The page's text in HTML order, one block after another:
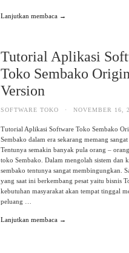
Lanjutkan membaca →
Tutorial Aplikasi
Toko Sembako
Version
SOFTWARE TOKO · NOVEMBER 16,
Tutorial Aplikasi Software Toko Sembako
Sembako dalam era sekarang memang sangat
Tentunya semakin banyak pula orang –
toko Sembako. Dalam mengolah sistem dan
sembako tentunya sangat membingungkan.
yang saat ini berkembang pesat yaitu bisnis
kebutuhan masyarakat akan tempat tinggal
peluang …
Lanjutkan membaca →